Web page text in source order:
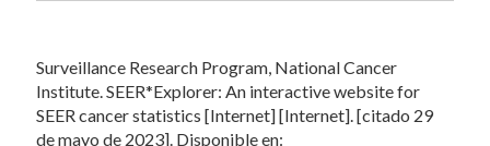
Surveillance Research Program, National Cancer
Institute. SEER*Explorer: An interactive website for
SEER cancer statistics [Internet] [Internet]. [citado 29
de mayo de 2023]. Disponible en: